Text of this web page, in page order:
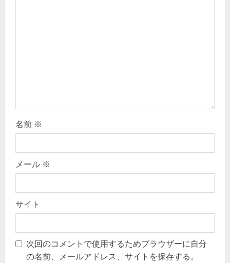
名前 ※
メール ※
サイト
次回のコメントで使用するためブラウザーに自分
の名前、メールアドレス、サイトを保存する。